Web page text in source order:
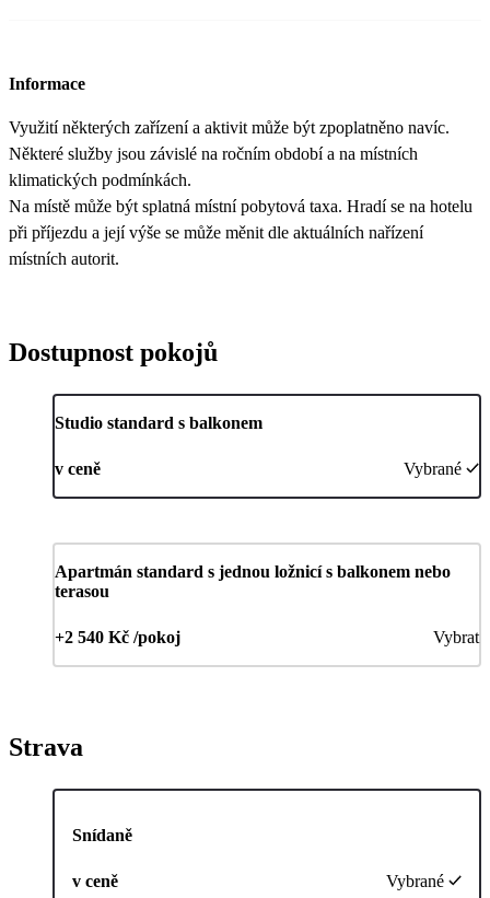
Informace
Využití některých zařízení a aktivit může být zpoplatněno navíc.
Některé služby jsou závislé na ročním období a na místních
klimatických podmínkách.
Na místě může být splatná místní pobytová taxa. Hradí se na hotelu
při příjezdu a její výše se může měnit dle aktuálních nařízení
místních autorit.
Dostupnost pokojů
Studio standard s balkonem
v ceně Vybrané
Apartmán standard s jednou ložnicí s balkonem nebo
terasou
+2 540 Kč /pokoj Vybrat
Strava
Snídaně
v ceně Vybrané